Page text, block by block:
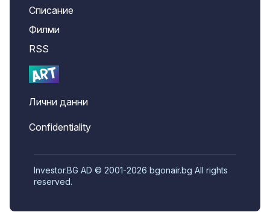
Списание
Филми
RSS
Лични данни
Confidentiality
Investor.BG AD © 2001-2026 bgonair.bg All rights
reserved.